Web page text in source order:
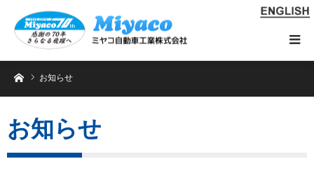
ホームお知らせ
お知らせ